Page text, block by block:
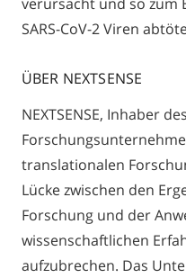
SARS-CoV-2 Viren
ÜBER NEXTSENSE
NEXTSENSE, Inhaber
translationalen
Lücke zwischen den
Forschung und der
wissenschaftlichen
aufzubrechen. Das